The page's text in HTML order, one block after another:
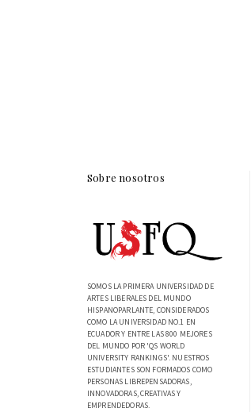
Sobre nosotros
SOMOS LA PRIMERA UNIVERSIDAD DE
ARTES LIBERALES DEL MUNDO
HISPANOPARLANTE, CONSIDERADOS
COMO LA UNIVERSIDAD NO.1 EN
ECUADOR Y ENTRE LAS 800 MEJORES
DEL MUNDO POR 'QS WORLD
UNIVERSITY RANKINGS'. NUESTROS
ESTUDIANTES SON FORMADOS COMO
PERSONAS LIBREPENSADORAS,
INNOVADORAS, CREATIVAS Y
EMPRENDEDORAS.